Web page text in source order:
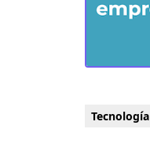
Tecnología